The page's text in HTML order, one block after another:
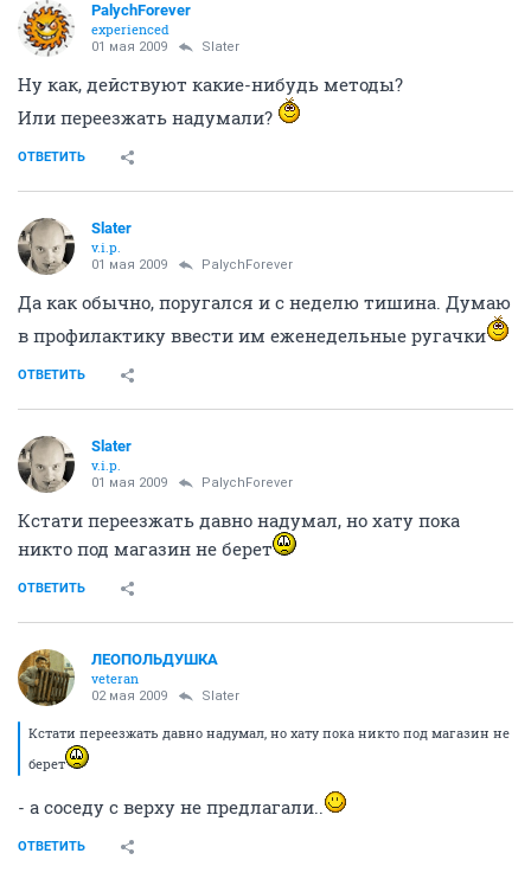
PalychForever
experienced
01 мая 2009 Slater
Ну как, действуют какие-нибудь методы?
Или переезжать надумали?
ОТВЕТИТЬ
Slater
v.i.p.
01 мая 2009 PalychForever
Да как обычно, поругался и с неделю тишина. Думаю
в профилактику ввести им еженедельные ругачки
ОТВЕТИТЬ
Slater
v.i.p.
01 мая 2009 PalychForever
Кстати переезжать давно надумал, но хату пока
никто под магазин не берет
ОТВЕТИТЬ
ЛЕОПОЛЬДУШКА
veteran
02 мая 2009 Slater
Кстати переезжать давно надумал, но хату пока никто под магазин не
берет
- а соседу с верху не предлагали..
ОТВЕТИТЬ